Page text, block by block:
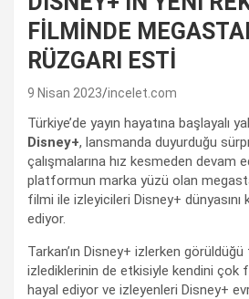
FİLMİNDE
RÜZGARI ESTİ
9 Nisan 2023 incelet.com
Türkiye’de yayın hayatına başlayalı
Disney+, lansmanda duyurduğu
çalışmalarına hız kesmeden devam
platformun marka yüzü olan
filmi ile izleyicileri Disney+
ediyor.
Tarkan’ın Disney+ izlerken
izlediklerinin de etkisiyle kendini çok
hayal ediyor ve izleyenleri Disney+